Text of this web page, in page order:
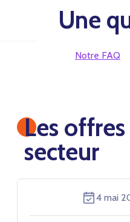
Une
Notre FAQ
Les
secteur
4 mai